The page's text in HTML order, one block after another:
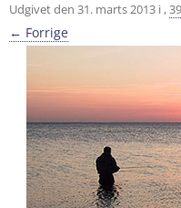
Udgivet den 31. marts 2013 i ,
← Forrige